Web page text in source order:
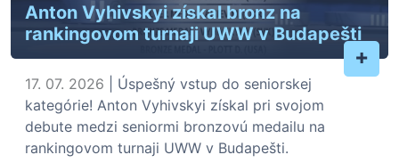
Anton Vyhivskyi získal bronz na
rankingovom turnaji UWW v Budapešti
+
17. 07. 2026 | Úspešný vstup do seniorskej
kategórie! Anton Vyhivskyi získal pri svojom
debute medzi seniormi bronzovú medailu na
rankingovom turnaji UWW v Budapešti.